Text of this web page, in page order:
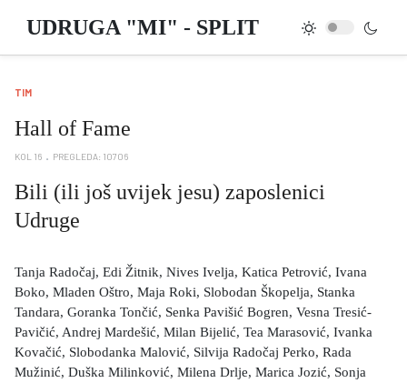
UDRUGA "MI" - SPLIT
TIM
Hall of Fame
KOL 16 PREGLEDA: 10706
Bili (ili još uvijek jesu) zaposlenici
Udruge
Tanja Radočaj, Edi Žitnik, Nives Ivelja, Katica Petrović, Ivana
Boko, Mladen Oštro, Maja Roki, Slobodan Škopelja, Stanka
Tandara, Goranka Tončić, Senka Pavišić Bogren, Vesna Tresić-
Pavičić, Andrej Mardešić, Milan Bijelić, Tea Marasović, Ivanka
Kovačić, Slobodanka Malović, Silvija Radočaj Perko, Rada
Mužinić, Duška Milinković, Milena Drlje, Marica Jozić, Sonja